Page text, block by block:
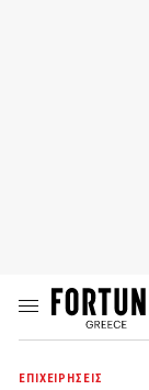
ΕΠΙΧΕΙΡΗΣΕΙΣ